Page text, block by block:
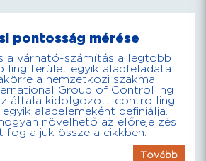
pontosság mérése
a várható-számítás a legtöbb
terület egyik alapfeladata.
a nemzetközi szakmai
Group of Controlling
általa kidolgozott controlling
alapelemeként definiálja.
növelhető az előrejelzés
foglaljuk össze a cikkben.
Tovább